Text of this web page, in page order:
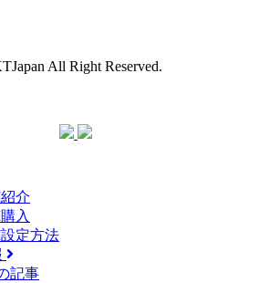
All Right Reserved.
介
入
定方法
記事